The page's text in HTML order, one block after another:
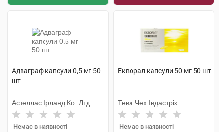
Адваграф капсули 0,5 мг 50
шт
Астеллас Ірланд Ко. Лтд
Немає в наявності
Екворал капсули 50 мг 50 шт
Тева Чех Індастріз
Немає в наявності